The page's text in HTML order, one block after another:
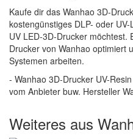
Kaufe dir das Wanhao 3D-
kostengünstiges DLP- oder
UV LED-3D-Drucker möchtest.
Drucker von Wanhao optimiert
Systemen arbeiten.
- Wanhao 3D-Drucker UV-
vom Anbieter buw. Hersteller
Weiteres aus